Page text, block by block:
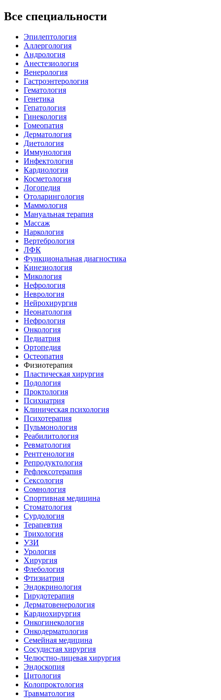
Все специальности
Эпилептология
Аллергология
Андрология
Анестезиология
Венерология
Гастроэнтерология
Гематология
Генетика
Гепатология
Гинекология
Гомеопатия
Дерматология
Диетология
Иммунология
Инфектология
Кардиология
Косметология
Логопедия
Отоларингология
Маммология
Мануальная терапия
Массаж
Наркология
Вертебрология
ЛФК
Функциональная диагностика
Кинезиология
Микология
Нефрология
Неврология
Нейрохирургия
Неонатология
Нефрология
Онкология
Педиатрия
Ортопедия
Остеопатия
Физиотерапия
Пластическая хирургия
Подология
Проктология
Психиатрия
Клиническая психология
Психотерапия
Пульмонология
Реабилитология
Ревматология
Рентгенология
Репродуктология
Рефлексотерапия
Сексология
Сомнология
Спортивная медицина
Стоматология
Сурдология
Терапевтия
Трихология
УЗИ
Урология
Хирургия
Флебология
Фтизиатрия
Эндокринология
Гирудотерапия
Дерматовенерология
Кардиохирургия
Онкогинекология
Онкодерматология
Семейная медицина
Сосудистая хирургия
Челюстно-лицевая хирургия
Эндоскопия
Цитология
Колопроктология
Травматология